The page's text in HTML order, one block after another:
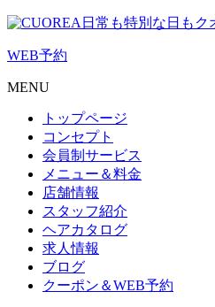
日常も特別な日もク
WEB予約
MENU
トップページ
コンセプト
会員制サービス
メニュー＆料金
店舗情報
スタッフ紹介
ヘアカタログ
求人情報
ブログ
クーポン＆WEB予約